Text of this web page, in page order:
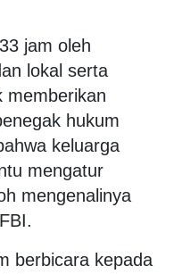
jam oleh
lokal serta
memberikan
hukum
keluarga
mengatur
mengenalinya
berbicara kepada